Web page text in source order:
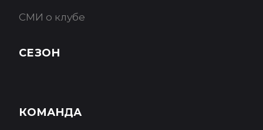
СМИ о клубе
СЕЗОН
КОМАНДА